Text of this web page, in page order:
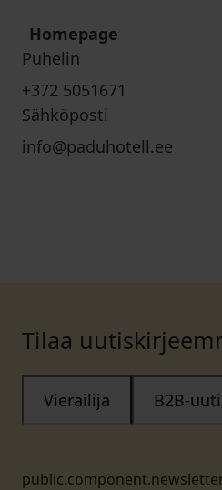
Homepage
Puhelin
+372 5051671
Sähköposti
info@paduhotell.ee
Tilaa
Vierailija B2B-